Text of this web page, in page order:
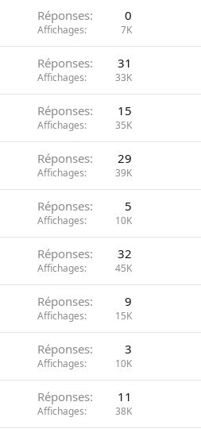
Réponses 0
Affichages 7K
Réponses 31
Affichages 33K
Réponses 15
Affichages 35K
Réponses 29
Affichages 39K
Réponses 5
Affichages 10K
Réponses 32
Affichages 45K
Réponses 9
Affichages 15K
Réponses 3
Affichages 10K
Réponses 11
Affichages 38K